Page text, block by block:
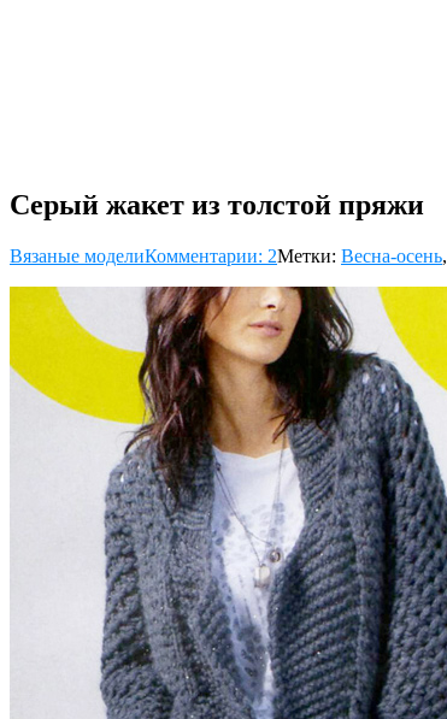
Серый жакет из толстой пряжи
Вязаные моделиКомментарии: 2Метки: Весна-осень,